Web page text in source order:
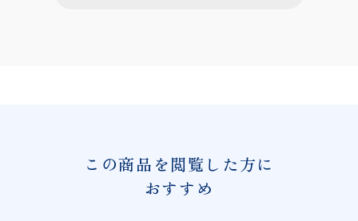
この商品を閲覧した方に
おすすめ